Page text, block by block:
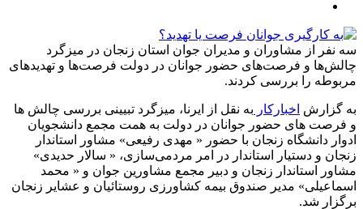
سه نفر از مشاوران و مدیران جوان استان زنجان در میزگرد
چالش‌ها و فرصت‌های حضور جوانان در دولت فرصت‌ها و تهدیدهای
مربوطه را بررسی کردند.
به گزارش اخبارکار به نقل از ایرنا، میزگرد تبیینی بررسی چالش ها
و فرصت های حضور جوانان در دولت به همت مجمع دانشجویان
ادوار دانشگاه زنجان با حضور « مهدی رفیعی» مشاور استاندار
زنجان و دستیار استاندار در امر مردمی‌سازی، « سالار حدیدی»
مشاور استاندار زنجان و دبیر مجمع مشاورین جوان و « محمد
اسماعیلی» مدیر صندوق بیمه کشاورزی روستائیان و عشایر زنجان
برگزار شد.